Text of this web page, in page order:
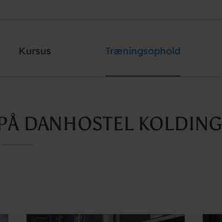
Kursus Træningsophold
DANHOSTEL KOLDING